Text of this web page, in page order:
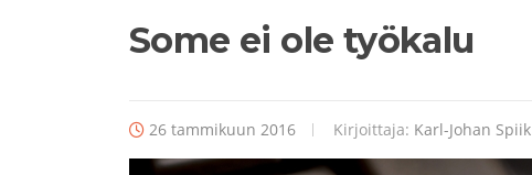
Some ei ole työkalu
26 tammikuun 2016 Kirjoittaja: Karl-Johan Spiik